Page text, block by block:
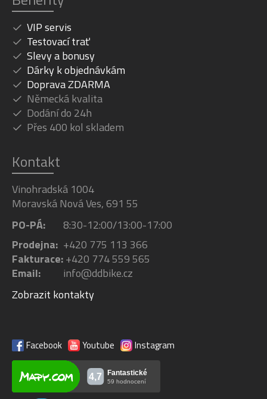
VIP servis
Testovací trať
Slevy a bonusy
Dárky k objednávkám
Doprava ZDARMA
Německá kvalita
Dodání do 24h
Přes 400 kol skladem
Kontakt
Vinohradská 1004
Moravská Nová Ves, 691 55
PO-PÁ:
8:30-12:00/13:00-17:00
Prodejna: +420 775 113 366
Fakturace:+420 774 559 565
Email:
info@ddbike.cz
Zobrazit kontakty
Facebook Youtube Instagram